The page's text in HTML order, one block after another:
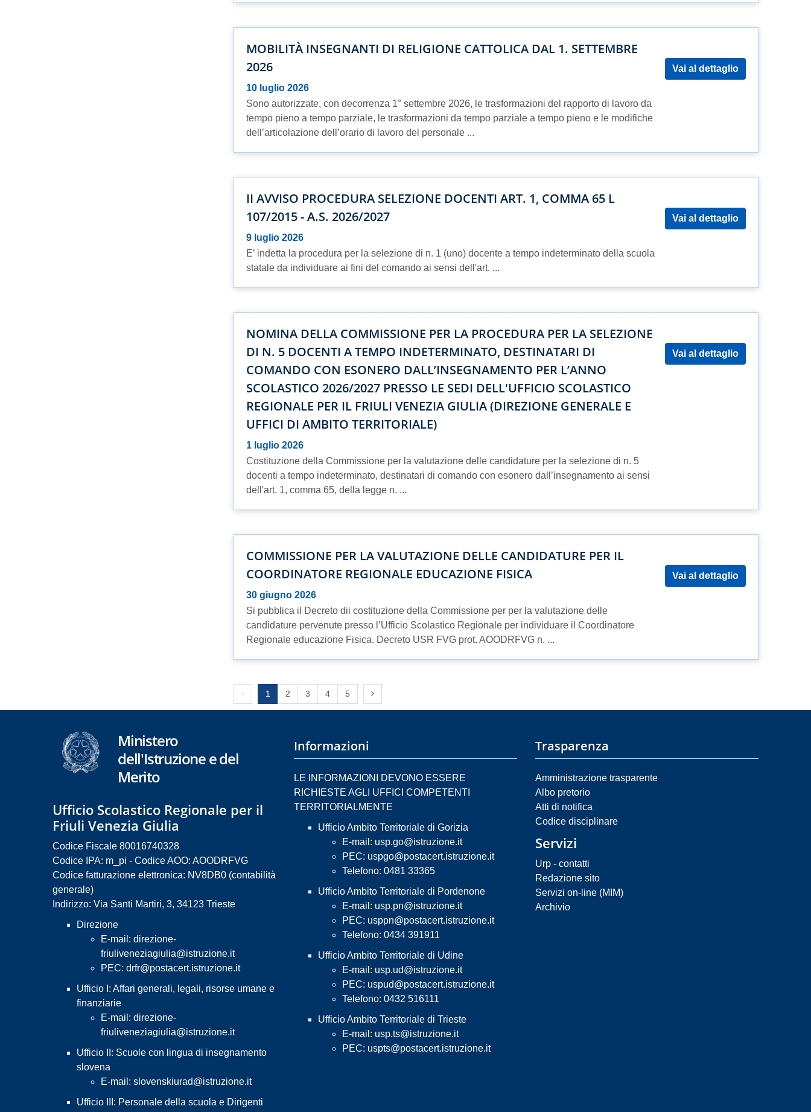
MOBILITÀ INSEGNANTI DI RELIGIONE CATTOLICA DAL 1. SETTEMBRE
2026
10 luglio 2026
Sono autorizzate, con decorrenza 1° settembre 2026, le trasformazioni del rapporto di lavoro da
tempo pieno a tempo parziale, le trasformazioni da tempo parziale a tempo pieno e le modifiche
dell’articolazione dell’orario di lavoro del personale ...
Vai al dettaglio
II AVVISO PROCEDURA SELEZIONE DOCENTI ART. 1, COMMA 65 L
107/2015 - A.S. 2026/2027
9 luglio 2026
E’ indetta la procedura per la selezione di n. 1 (uno) docente a tempo indeterminato della scuola
statale da individuare ai fini del comando ai sensi dell'art. ...
Vai al dettaglio
NOMINA DELLA COMMISSIONE PER LA PROCEDURA PER LA SELEZIONE
DI N. 5 DOCENTI A TEMPO INDETERMINATO, DESTINATARI DI
COMANDO CON ESONERO DALL’INSEGNAMENTO PER L’ANNO
SCOLASTICO 2026/2027 PRESSO LE SEDI DELL'UFFICIO SCOLASTICO
REGIONALE PER IL FRIULI VENEZIA GIULIA (DIREZIONE GENERALE E
UFFICI DI AMBITO TERRITORIALE)
1 luglio 2026
Costituzione della Commissione per la valutazione delle candidature per la selezione di n. 5
docenti a tempo indeterminato, destinatari di comando con esonero dall’insegnamento ai sensi
dell'art. 1, comma 65, della legge n. ...
Vai al dettaglio
COMMISSIONE PER LA VALUTAZIONE DELLE CANDIDATURE PER IL
COORDINATORE REGIONALE EDUCAZIONE FISICA
30 giugno 2026
Si pubblica il Decreto dii costituzione della Commissione per per la valutazione delle
candidature pervenute presso l’Ufficio Scolastico Regionale per individuare il Coordinatore
Regionale educazione Fisica. Decreto USR FVG prot. AOODRFVG n. ...
Vai al dettaglio
Previous page
1 2 3 4 5 Next page
Ministero
dell'Istruzione e del
Merito
Ufficio Scolastico Regionale per il
Friuli Venezia Giulia
Codice Fiscale 80016740328
Codice IPA: m_pi - Codice AOO: AOODRFVG
Codice fatturazione elettronica: NV8DB0 (contabilità
generale)
Indirizzo: Via Santi Martiri, 3, 34123 Trieste
Direzione
E-mail: direzione-
friuliveneziagiulia@istruzione.it
PEC: drfr@postacert.istruzione.it
Ufficio I: Affari generali, legali, risorse umane e
finanziarie
E-mail: direzione-
friuliveneziagiulia@istruzione.it
Ufficio II: Scuole con lingua di insegnamento
slovena
E-mail: slovenskiurad@istruzione.it
Ufficio III: Personale della scuola e Dirigenti
Informazioni
LE INFORMAZIONI DEVONO ESSERE
RICHIESTE AGLI UFFICI COMPETENTI
TERRITORIALMENTE
Ufficio Ambito Territoriale di Gorizia
E-mail: usp.go@istruzione.it
PEC: uspgo@postacert.istruzione.it
Telefono: 0481 33365
Ufficio Ambito Territoriale di Pordenone
E-mail: usp.pn@istruzione.it
PEC: usppn@postacert.istruzione.it
Telefono: 0434 391911
Ufficio Ambito Territoriale di Udine
E-mail: usp.ud@istruzione.it
PEC: uspud@postacert.istruzione.it
Telefono: 0432 516111
Ufficio Ambito Territoriale di Trieste
E-mail: usp.ts@istruzione.it
PEC: uspts@postacert.istruzione.it
Trasparenza
Amministrazione trasparente
Albo pretorio
Atti di notifica
Codice disciplinare
Servizi
Urp - contatti
Redazione sito
Servizi on-line (MIM)
Archivio